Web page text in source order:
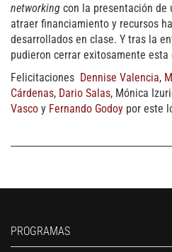
networking con la presentación de
atraer financiamiento y recursos
desarrollados en clase. Y tras la
pudieron cerrar exitosamente esta
Felicitaciones Dennise Valencia,
Cárdenas, Dario Salas, Mónica
Vasco y Fernando Godoy por este
PROGRAMAS